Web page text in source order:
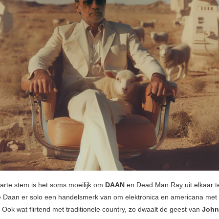
stem is het soms moeilijk om DAAN en Dead Man Ray uit elkaar
Daan er solo een handelsmerk van om elektronica en americana met
wat flirtend met traditionele country, zo dwaalt de geest van